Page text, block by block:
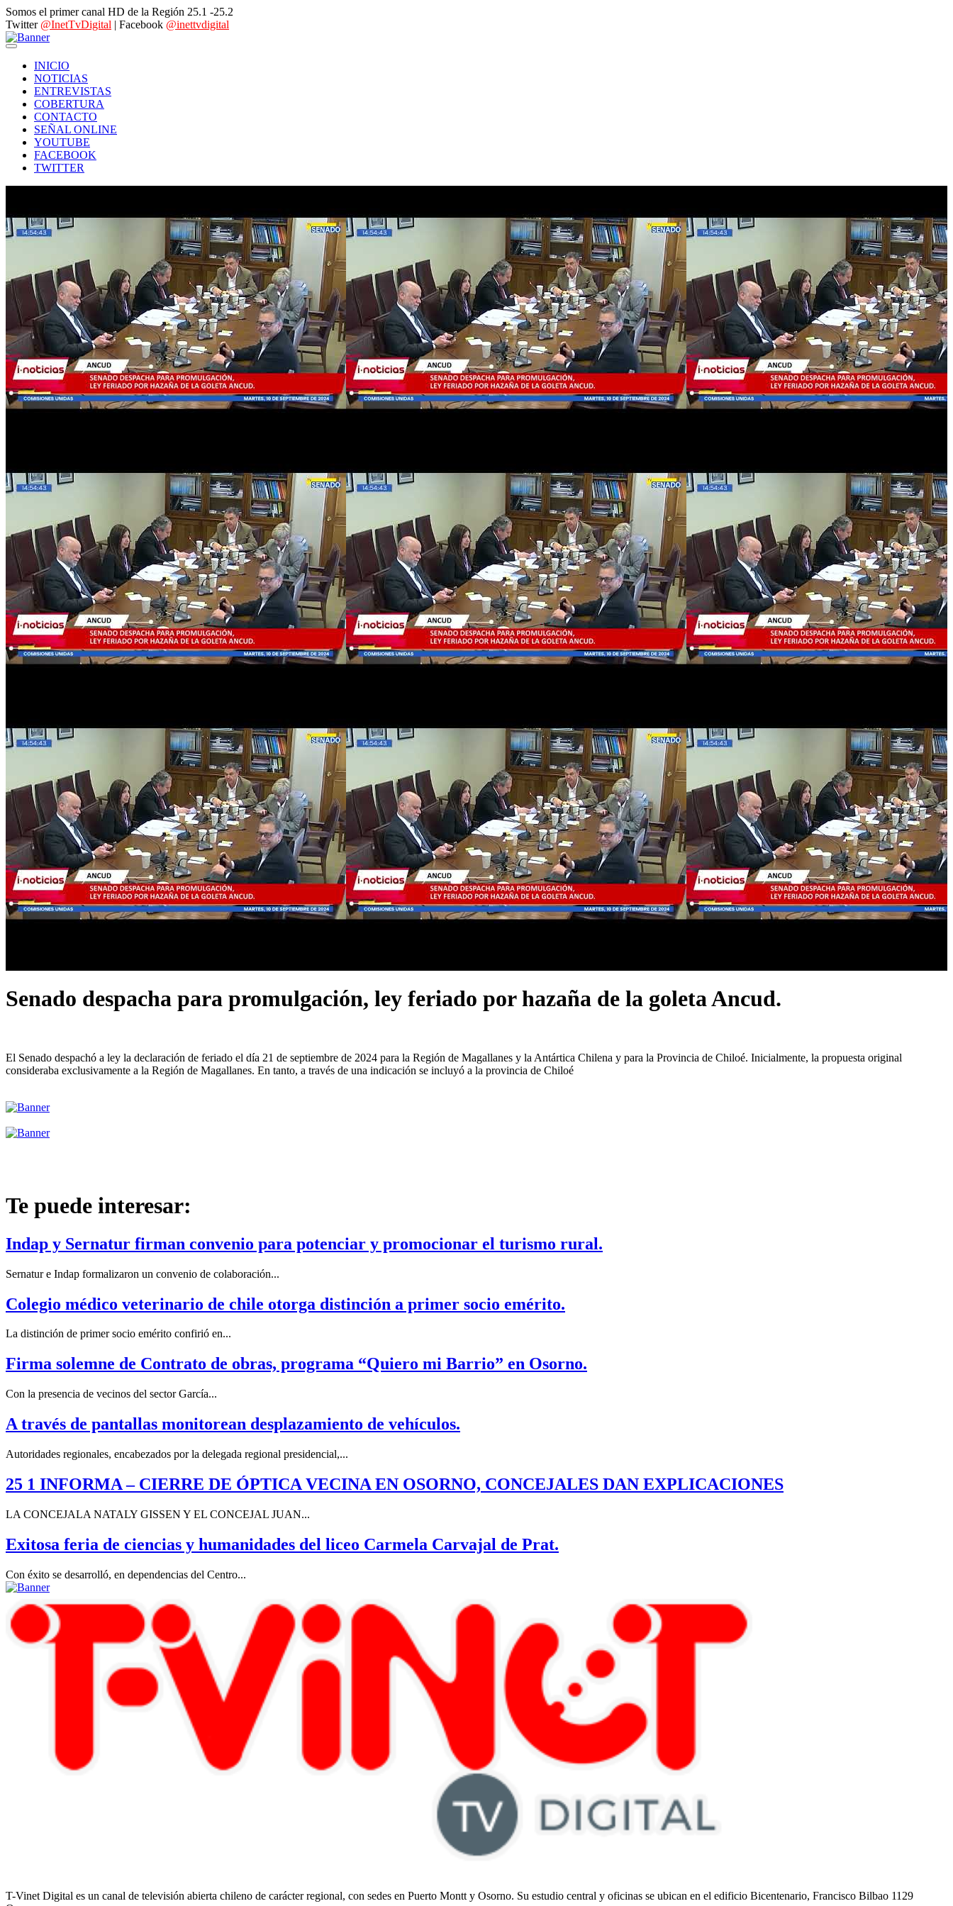
Somos el primer canal HD de la Región 25.1 -25.2
Twitter @InetTvDigital | Facebook @inettvdigital
INICIO
NOTICIAS
ENTREVISTAS
COBERTURA
CONTACTO
SEÑAL ONLINE
YOUTUBE
FACEBOOK
TWITTER
Senado despacha para promulgación, ley feriado por hazaña de la goleta Ancud.
El Senado despachó a ley la declaración de feriado el día 21 de septiembre de 2024 para la Región de Magallanes y la Antártica Chilena y para la Provincia de Chiloé. Inicialmente, la propuesta original
consideraba exclusivamente a la Región de Magallanes. En tanto, a través de una indicación se incluyó a la provincia de Chiloé
Te puede interesar:
Indap y Sernatur firman convenio para potenciar y promocionar el turismo rural.
Sernatur e Indap formalizaron un convenio de colaboración...
Colegio médico veterinario de chile otorga distinción a primer socio emérito.
La distinción de primer socio emérito confirió en...
Firma solemne de Contrato de obras, programa “Quiero mi Barrio” en Osorno.
Con la presencia de vecinos del sector García...
A través de pantallas monitorean desplazamiento de vehículos.
Autoridades regionales, encabezados por la delegada regional presidencial,...
25 1 INFORMA – CIERRE DE ÓPTICA VECINA EN OSORNO, CONCEJALES DAN EXPLICACIONES
LA CONCEJALA NATALY GISSEN Y EL CONCEJAL JUAN...
Exitosa feria de ciencias y humanidades del liceo Carmela Carvajal de Prat.
Con éxito se desarrolló, en dependencias del Centro...
T-Vinet Digital es un canal de televisión abierta chileno de carácter regional, con sedes en Puerto Montt y Osorno. Su estudio central y oficinas se ubican en el edificio Bicentenario, Francisco Bilbao 1129